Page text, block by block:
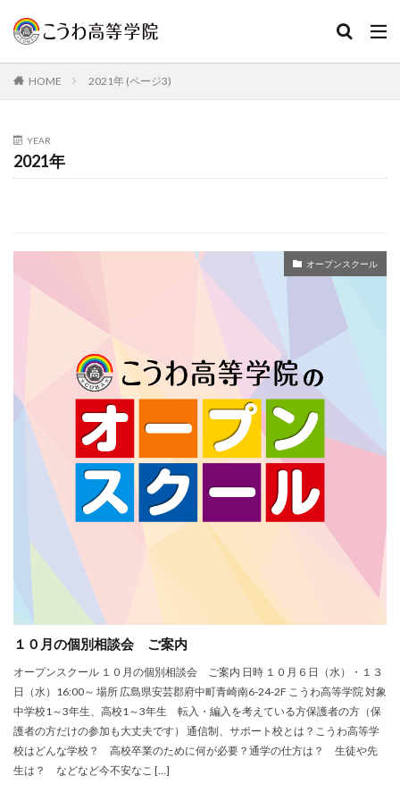
HOME 2021年 (ページ3)
YEAR
2021年
オープンスクール
１０月の個別相談会 ご案内
オープンスクール １０月の個別相談会 ご案内 日時 １０月６日（水）・１３
日（水）16:00～ 場所 広島県安芸郡府中町青崎南6-24-2F こうわ高等学院 対象
中学校1～3年生、高校1～3年生 転入・編入を考えている方保護者の方（保
護者の方だけの参加も大丈夫です） 通信制、サポート校とは？こうわ高等学
校はどんな学校？ 高校卒業のために何が必要？通学の仕方は？ 生徒や先
生は？ などなど今不安なこ […]